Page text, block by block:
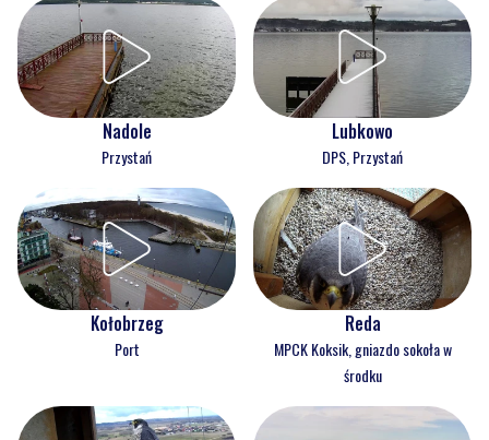
Nadole
Przystań
Lubkowo
DPS, Przystań
Kołobrzeg
Port
Reda
MPCK Koksik, gniazdo sokoła w
środku